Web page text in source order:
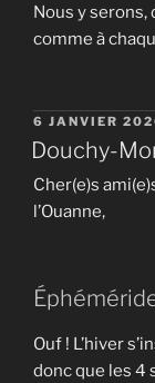
Nous y serons,
comme à
PUBLIÉ
LE
6 JANVIER
Douchy-
Cher(e)s
l’Ouanne,
Ouf ! L’hiver
donc que les 4